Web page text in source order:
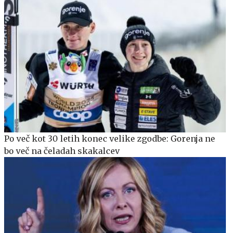
Po več kot 30 letih konec velike zgodbe: Gorenja ne
bo več na čeladah skakalcev